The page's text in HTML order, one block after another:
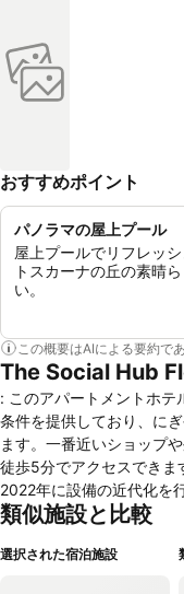
おすすめポイント
パノラマの屋上プール
屋上プールでリフレッ
トスカーナの丘の素晴
い。
この概要はAIによる要約で
The Social Hub
: このアパートメントホテ
条件を提供しており、に
ます。一番近いショップ
徒歩5分でアクセスできま
2022年に設備の近代化を
シングルルーム40室を6フ
が、チェックイン・チェ
類似施設と比較
選択された宿泊施設